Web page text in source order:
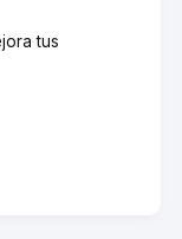
tus